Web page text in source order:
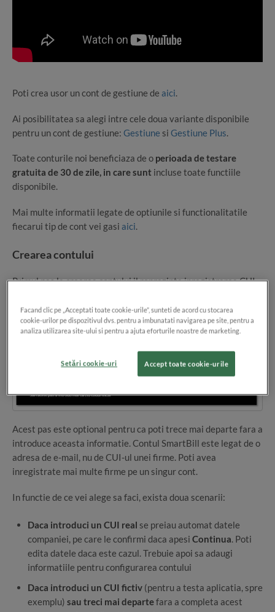
Poti crea usor un cont de gestiune de aici.
Ai posibilitatea sa alegi intre cele doua variante disponibile
pentru un cont de gestiune: Gestiune si Gestiune Plus.
Toate conturile noi beneficiaza de o perioada de testare
gratuita de 30 de zile, in care sunt incluse toate functiile
disponibile.
Mai multe informatii legate de optiunile si functionalitatile
fiecarui tip de cont vei gasi aici.
Crearea contului
Primul pas la crearea contului il reprezinta inregistrarea CUI-
Acest pas este optional pentru ca poti trece mai departe fara a
introduce aceasta informatie. Contul SmartBill este legat de o
adresa de e-mail, nu de CUI-ul unei firme. Poti avea
inregistrate mai multe firme pe un singur cont.
In functie de ce vei alege sa faci, exista doua scenarii:
Daca introduci un CUI real se preiau automat datele
companiei, pe care le confirmi daca apesi Continua. Poti
edita datele daca este cazul. Trebuie apoi sa adaugi
informatiile pentru configurarea contului
Daca introduci un CUI fictiv (pentru a testa aplicatia, spre
exemplu) sau treci mai departefara a completa acest
Facand clic pe „Acceptati toate cookie-urile”, sunteti de acord cu stocarea
cookie-urilor pe dispozitivul dvs. pentru a imbunatati navigarea pe site, pentru a
analiza utilizarea site-ului si pentru a ajuta eforturile noastre de marketing.
Accept toate cookie-urile
Setări cookie-uri